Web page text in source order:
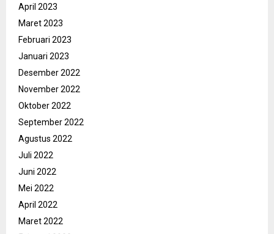
April 2023
Maret 2023
Februari 2023
Januari 2023
Desember 2022
November 2022
Oktober 2022
September 2022
Agustus 2022
Juli 2022
Juni 2022
Mei 2022
April 2022
Maret 2022